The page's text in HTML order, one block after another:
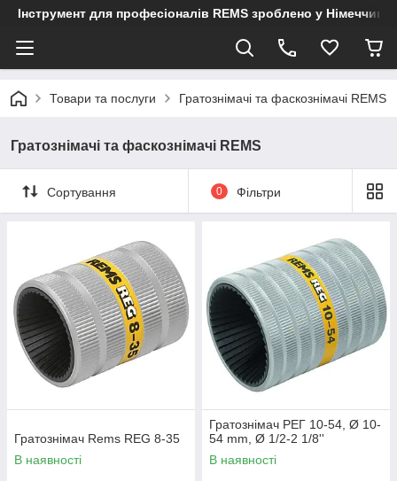
Інструмент для професіоналів REMS зроблено у Німеччині
Товари та послуги Гратознімачі та фаскознімачі REMS
Гратознімачі та фаскознімачі REMS
Сортування 0 Фільтри
Гратознімач Rems REG 8-35
В наявності
Гратознімач РЕГ 10-54, Ø 10-
54 mm, Ø 1/2-2 1/8''
В наявності